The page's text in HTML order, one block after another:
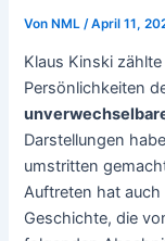
Von NML/April 11,
Klaus Kinski
Persönlichkeiten
Darstellungen
umstritten
Auftreten hat auch
Geschichte, die